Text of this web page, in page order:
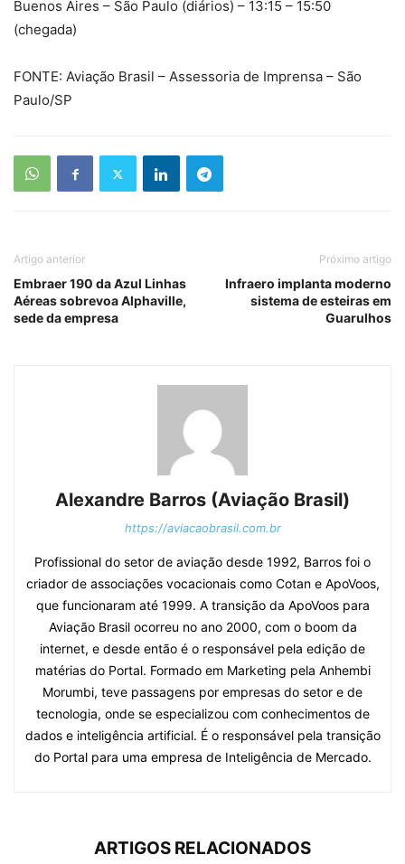
Buenos Aires – São Paulo (diários) – 13:15 – 15:50
(chegada)
FONTE: Aviação Brasil – Assessoria de Imprensa – São
Paulo/SP
Artigo anterior
Embraer 190 da Azul Linhas
Aéreas sobrevoa Alphaville,
sede da empresa
Próximo artigo
Infraero implanta moderno
sistema de esteiras em
Guarulhos
Alexandre Barros (Aviação Brasil)
https://aviacaobrasil.com.br
Profissional do setor de aviação desde 1992, Barros foi o
criador de associações vocacionais como Cotan e ApoVoos,
que funcionaram até 1999. A transição da ApoVoos para
Aviação Brasil ocorreu no ano 2000, com o boom da
internet, e desde então é o responsável pela edição de
matérias do Portal. Formado em Marketing pela Anhembi
Morumbi, teve passagens por empresas do setor e de
tecnologia, onde se especializou com conhecimentos de
dados e inteligência artificial. É o responsável pela transição
do Portal para uma empresa de Inteligência de Mercado.
ARTIGOS RELACIONADOS